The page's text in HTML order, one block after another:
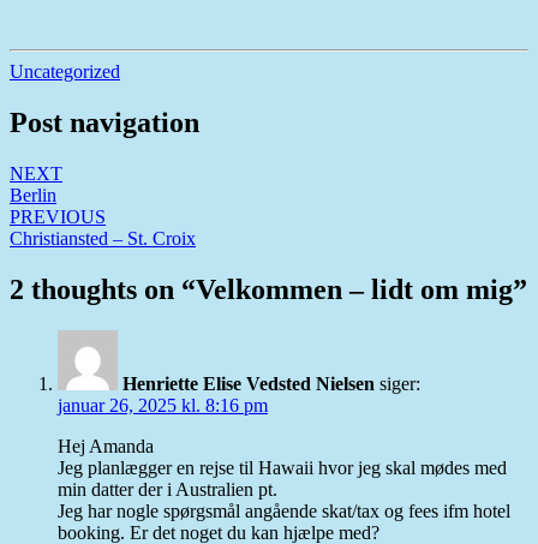
Uncategorized
Post navigation
NEXT
Berlin
PREVIOUS
Christiansted – St. Croix
2 thoughts on “Velkommen – lidt om mig”
Henriette Elise Vedsted Nielsen siger:
januar 26, 2025 kl. 8:16 pm
Hej Amanda
Jeg planlægger en rejse til Hawaii hvor jeg skal mødes med
min datter der i Australien pt.
Jeg har nogle spørgsmål angående skat/tax og fees ifm hotel
booking. Er det noget du kan hjælpe med?